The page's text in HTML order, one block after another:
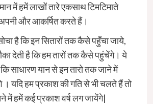
में हमें लाखों तारे एकसाथ टिमटिमाते
और आकर्षित करते हैं।
है कि इन सितारों तक कैसे पहुँचा जाये,
देती है कि हम तारों तक कैसे पहुंचेंगे। ये
साधारण यान से इन तारो तक जाने में
। यदि हम प्रकाश की गति से भी चलते हैं तो
में हमें कई प्रकाश वर्ष लग जायेंगे|